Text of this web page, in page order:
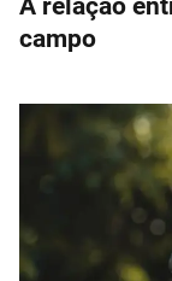
A relação
campo